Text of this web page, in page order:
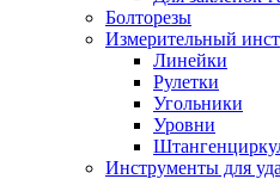
Болторезы
Измерительный
Линейки
Рулетки
Угольники
Уровни
Инструменты для